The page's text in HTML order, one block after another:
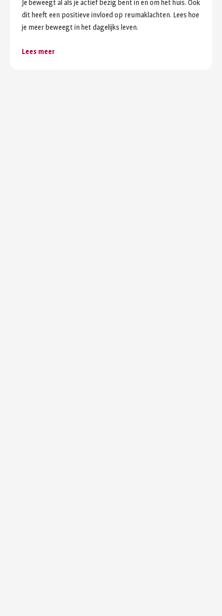
Je beweegt al als je actief bezig bent in en om het huis. Ook
dit heeft een positieve invloed op reumaklachten. Lees hoe
je meer beweegt in het dagelijks leven.
Lees meer